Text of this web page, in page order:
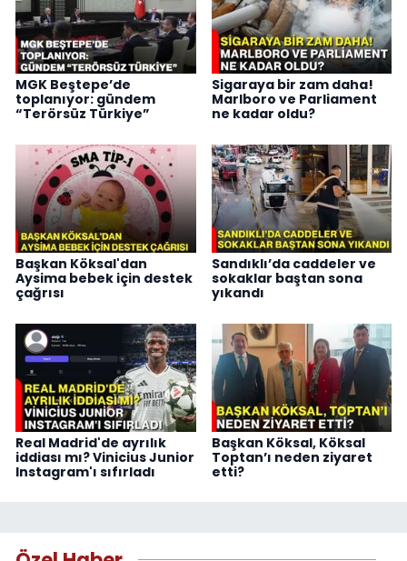
MGK Beştepe’de
toplanıyor: gündem
“Terörsüz Türkiye”
Sigaraya bir zam daha!
Marlboro ve Parliament
ne kadar oldu?
Başkan Köksal'dan
Aysima bebek için destek
çağrısı
Sandıklı’da caddeler ve
sokaklar baştan sona
yıkandı
Real Madrid'de ayrılık
iddiası mı? Vinicius Junior
Instagram'ı sıfırladı
Başkan Köksal, Köksal
Toptan’ı neden ziyaret
etti?